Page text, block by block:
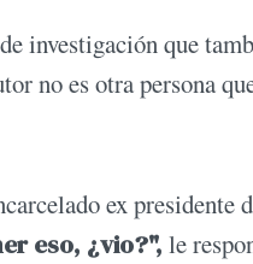
investigación que
no es otra persona
ex
eso, ¿vio?", le